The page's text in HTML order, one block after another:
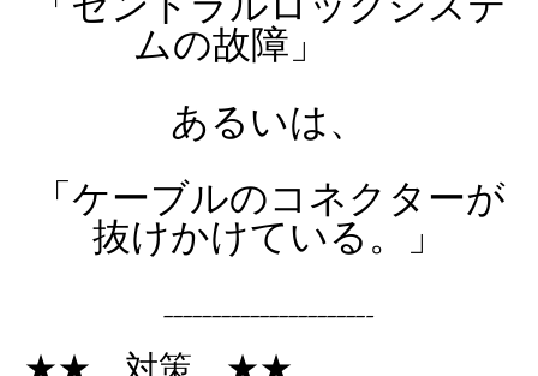
ムの故障」
あるいは、
「ケーブルのコネクターが
抜けかけている。」
—————————————————————–